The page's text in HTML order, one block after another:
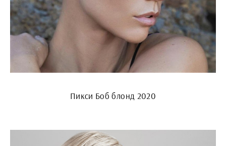
Пикси Боб блонд 2020